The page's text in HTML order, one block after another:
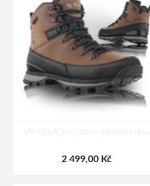
VM VILLACH Outdoor kotníková obuv
2 499,00 Kč